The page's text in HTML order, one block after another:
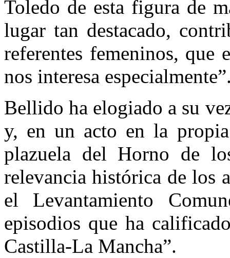
Toledo de esta figura de
lugar tan destacado,
referentes femeninos, que
nos interesa
Bellido ha elogiado a su
y, en un acto en la
plazuela del Horno de
relevancia histórica de los
el Levantamiento
episodios que ha
Castilla-La Mancha”.